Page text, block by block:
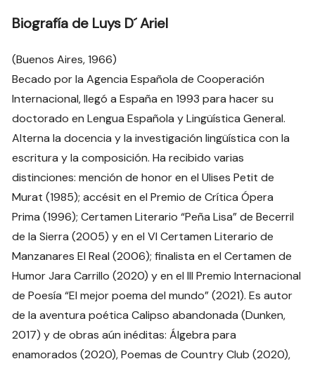
Biografía de Luys D´ Ariel
(Buenos Aires, 1966)
Becado por la Agencia Española de Cooperación
Internacional, llegó a España en 1993 para hacer su
doctorado en Lengua Española y Lingüística General.
Alterna la docencia y la investigación lingüística con la
escritura y la composición. Ha recibido varias
distinciones: mención de honor en el Ulises Petit de
Murat (1985); accésit en el Premio de Crítica Ópera
Prima (1996); Certamen Literario “Peña Lisa” de Becerril
de la Sierra (2005) y en el VI Certamen Literario de
Manzanares El Real (2006); finalista en el Certamen de
Humor Jara Carrillo (2020) y en el III Premio Internacional
de Poesía “El mejor poema del mundo” (2021). Es autor
de la aventura poética Calipso abandonada (Dunken,
2017) y de obras aún inéditas: Álgebra para
enamorados (2020), Poemas de Country Club (2020),